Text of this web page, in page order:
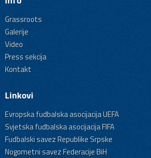
Grassroots
Galerije
Video
Press sekcija
Kontakt
Linkovi
Evropska fudbalska asocijacija UEFA
Svjetska fudbalska asocijacija FIFA
Fudbalski savez Republike Srpske
Nogometni savez Federacije BiH